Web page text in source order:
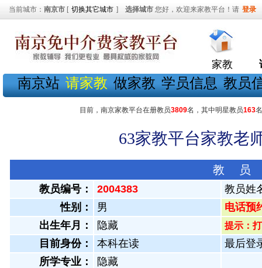
当前城市： 南京市 [ 切换其它城市 ] 选择城市 您好，欢迎来家教平台！请 登录
家教
南京站 请家教 做家教 学员信息 教员
目前，南京家教平台在册教员3809名，其中明星教员163
63家教平台家教老
教 员
教员编号： 2004383
教员姓
性别：
男
电话预
出生年月：
隐藏 提示：
目前身份： 本科在读
最后登
所学专业：
隐藏